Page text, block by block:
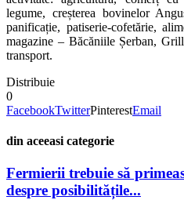
legume, creșterea bovinelor
panificație, patiserie-cofetărie,
magazine – Băcăniile Șerban,
transport.
Distribuie
0
FacebookTwitterPinterestEmail
din aceeasi categorie
Fermierii trebuie să
despre posibilitățile...